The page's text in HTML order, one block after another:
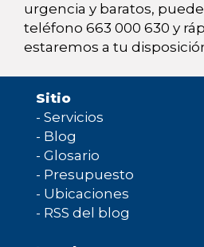
urgencia y baratos,
teléfono 663 000 630 y
estaremos a tu
Sitio
- Servicios
- Blog
- Glosario
- Presupuesto
- Ubicaciones
- RSS del blog